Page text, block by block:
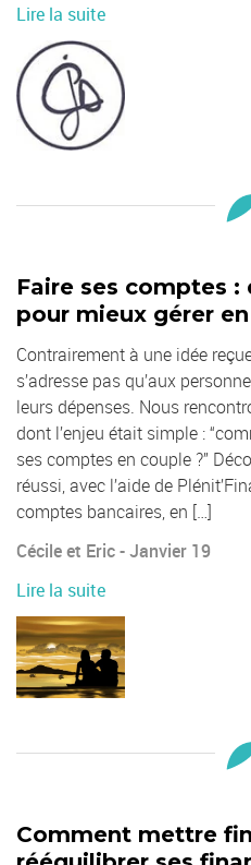
Lire la suite
Faire ses comptes
pour mieux gérer
Contrairement à une idée
s’adresse pas qu’aux
leurs dépenses. Nous
dont l’enjeu était simple :
ses comptes en couple ?”
réussi, avec l’aide de
comptes bancaires, en […]
Cécile et Eric - Janvier 19
Lire la suite
Comment mettre